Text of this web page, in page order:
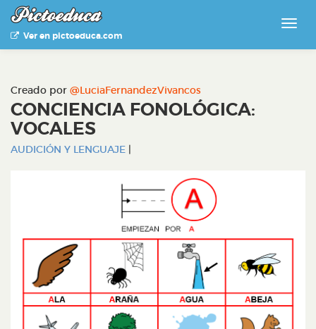
Ver en pictoeduca.com
Creado por @LuciaFernandezVivancos
CONCIENCIA FONOLÓGICA:
VOCALES
AUDICIÓN Y LENGUAJE |